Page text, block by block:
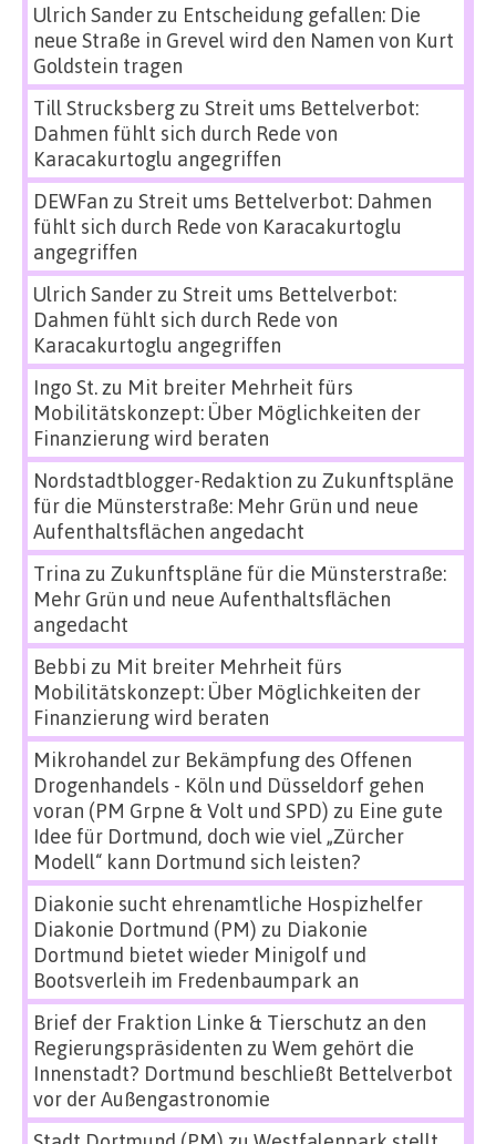
Ulrich Sanderzu Entscheidung gefallen: Die
neue Straße in Grevel wird den Namen von Kurt
Goldstein tragen
Till Strucksbergzu Streit ums Bettelverbot:
Dahmen fühlt sich durch Rede von
Karacakurtoglu angegriffen
DEWFan zu Streit ums Bettelverbot: Dahmen
fühlt sich durch Rede von Karacakurtoglu
angegriffen
Ulrich Sanderzu Streit ums Bettelverbot:
Dahmen fühlt sich durch Rede von
Karacakurtoglu angegriffen
Ingo St.zu Mit breiter Mehrheit fürs
Mobilitätskonzept: Über Möglichkeiten der
Finanzierung wird beraten
Nordstadtblogger-Redaktion zu Zukunftspläne
für die Münsterstraße: Mehr Grün und neue
Aufenthaltsflächen angedacht
Trina zu Zukunftspläne für die Münsterstraße:
Mehr Grün und neue Aufenthaltsflächen
angedacht
Bebbi zu Mit breiter Mehrheit fürs
Mobilitätskonzept: Über Möglichkeiten der
Finanzierung wird beraten
Mikrohandel zur Bekämpfung des Offenen
Drogenhandels - Köln und Düsseldorf gehen
voran (PM Grpne & Volt und SPD) zu Eine gute
Idee für Dortmund, doch wie viel „Zürcher
Modell“ kann Dortmund sich leisten?
Diakonie sucht ehrenamtliche Hospizhelfer
Diakonie Dortmund (PM) zu Diakonie
Dortmund bietet wieder Minigolf und
Bootsverleih im Fredenbaumpark an
Brief der Fraktion Linke & Tierschutz an den
Regierungspräsidenten zu Wem gehört die
Innenstadt? Dortmund beschließt Bettelverbot
vor der Außengastronomie